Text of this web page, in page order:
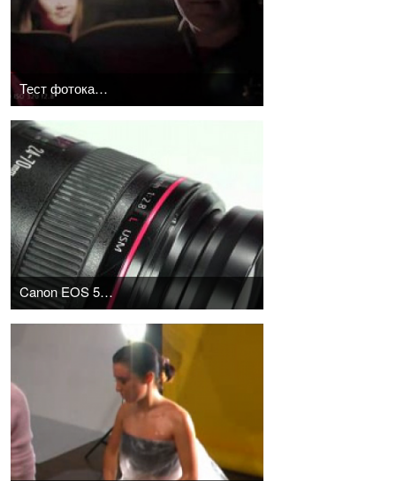
Тест фотокамер - часть 1; Все дело в диапазоне
Canon EOS 550D vs. Canon EOS 7D - Which one is right for you?